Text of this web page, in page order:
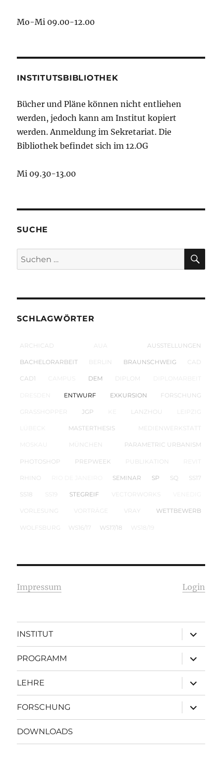
Mo-Mi 09.00-12.00
INSTITUTSBIBLIOTHEK
Bücher und Pläne können nicht entliehen
werden, jedoch kann am Institut kopiert
werden. Anmeldung im Sekretariat. Die
Bibliothek befindet sich im 12.OG
Mi 09.30-13.00
SUCHE
Suchen
nach:
SCHLAGWÖRTER
ARCHICAD AUA AUSSTELLUNGEN
BACHELORARBEIT BERLIN BRAUNSCHWEIG CAD
CAD1 DEM DIPLOM
ENTWURF EXKURSION FORSCHUNG
GRASSHOPPER JGP LANZHOU LEIPZIG
MASTERTHESIS MEDIENWERKSTATT
MÜNCHEN PARAMETRIC URBANISM
PHOTOSHOP PREPWEEK PUBLIKATION
RHINO SEMINAR SP SQ SS17
SS18 SS19 STEGREIF VECTORWORKS
VORLESUNG VORTRÄGE VRAY WETTBEWERB
WOLFSBURG WS16/17 WS17/18 WS18/19
Impressum Login
INSTITUT
öffnen
PROGRAMM
öffnen
LEHRE
öffnen
FORSCHUNG
öffnen
DOWNLOADS